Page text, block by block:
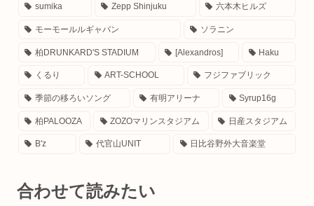
sumika Zepp Shinjuku 六本木ヒルズ
モーモールルギャバン ソラニン
柏DRUNKARD'S STADIUM [Alexandros] Haku
くるり ART-SCHOOL フジファブリック
季節の移ろいソング 有明アリーナ Syrup16g
柏PALOOZA ZOZOマリンスタジアム 日産スタジアム
B'z 代官山UNIT 日比谷野外大音楽堂
合わせて読みたい